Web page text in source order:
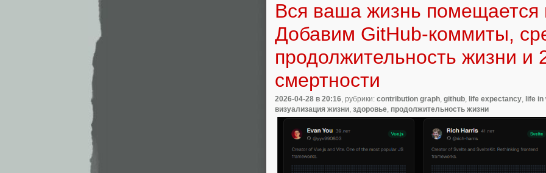
Вся ваша жизнь помещается
Добавим GitHub‑коммиты,
продолжительность жизни и
смертности
2026-04-28 в 20:16 , рубрики: contribution graph github life expectancy life in
визуализация жизни здоровье продолжительность жизни